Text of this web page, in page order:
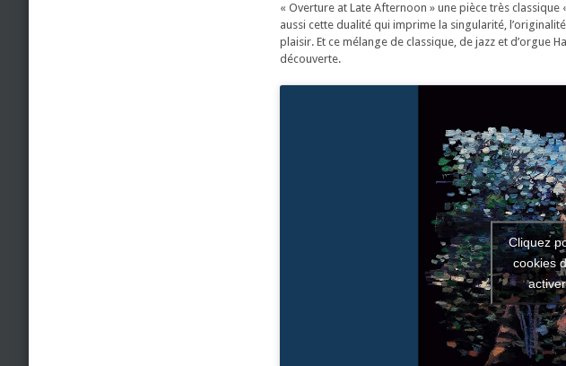
« Overture at Late Afternoon » une pièce très
aussi cette dualité qui imprime la singularité,
plaisir. Et ce mélange de classique, de jazz et d’orgue
découverte.
Cliquez
cookies